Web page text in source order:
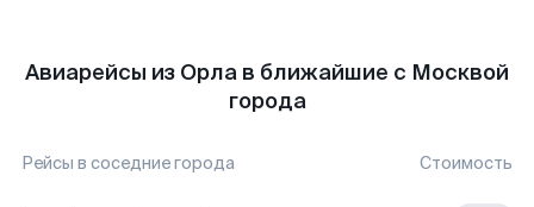
Авиарейсы из Орла в ближайшие с Москвой
города
Рейсы в соседние города Стоимость